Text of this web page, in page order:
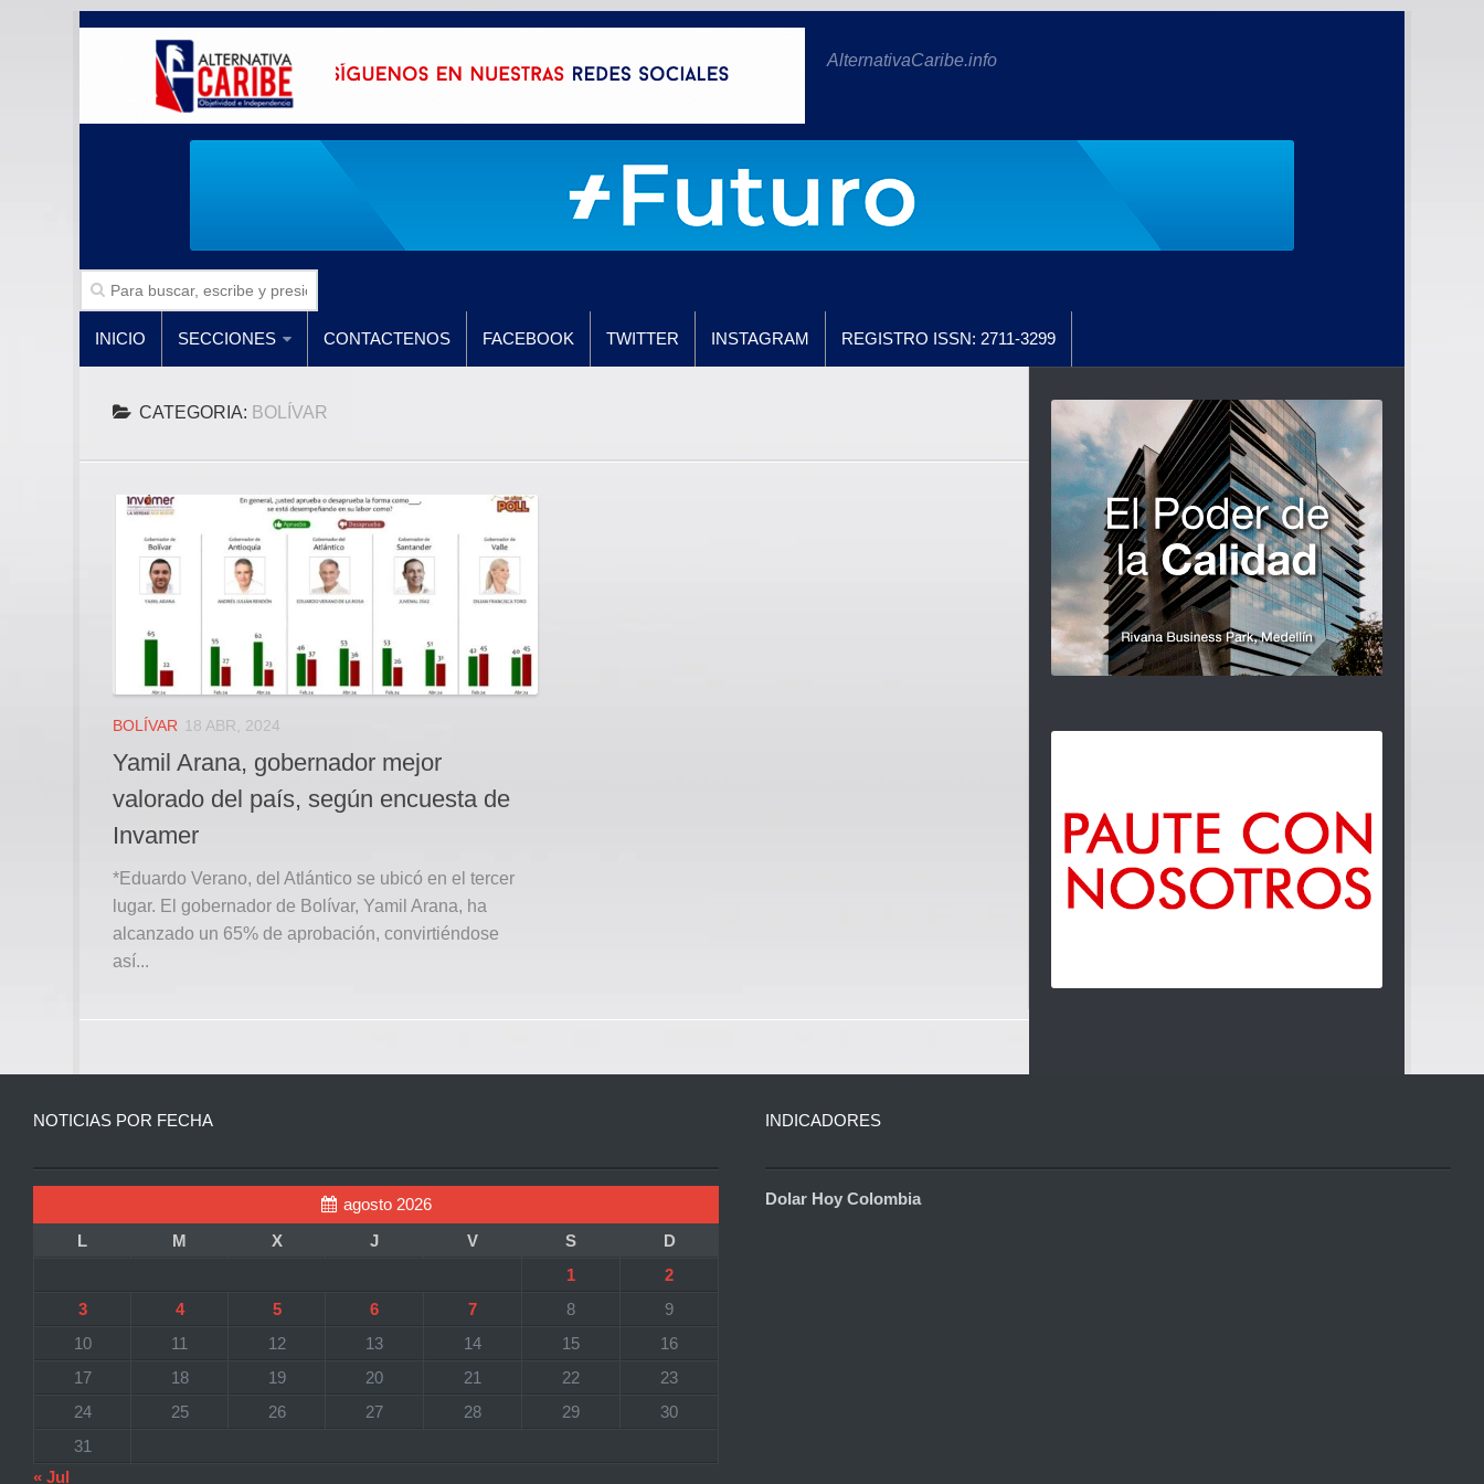
AlternativaCaribe.info
INICIO SECCIONES CONTACTENOS FACEBOOK TWITTER INSTAGRAM REGISTRO ISSN: 2711-3299
CATEGORIA: BOLÍVAR
BOLÍVAR 18 ABR, 2024
Yamil Arana, gobernador mejor
valorado del país, según encuesta de
Invamer
*Eduardo Verano, del Atlántico se ubicó en el tercer
lugar. El gobernador de Bolívar, Yamil Arana, ha
alcanzado un 65% de aprobación, convirtiéndose
así...
NOTICIAS POR FECHA
agosto 2026
L
M X J V S
D
1
2
3
4 5 6 7 8
9
10
11 12 13 14 15
16
17
18 19 20 21 22
23
24
25 26 27 28 29
30
31
« Jul
INDICADORES
Dolar Hoy Colombia